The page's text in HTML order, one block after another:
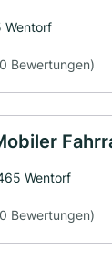
Wentorf
Bewertungen)
Wentorf
Bewertungen)